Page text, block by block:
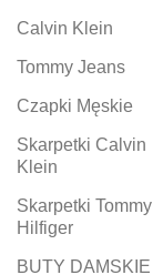
Calvin Klein
Tommy Jeans
Czapki Męskie
Skarpetki Calvin
Klein
Skarpetki Tommy
Hilfiger
BUTY DAMSKIE